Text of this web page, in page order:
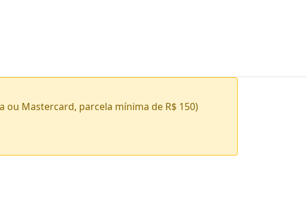
ou Mastercard, parcela mínima de R$ 150)